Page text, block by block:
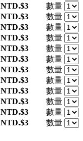
NTD.$3
數量
NTD.$3
數量
NTD.$3
數量
NTD.$3
數量
NTD.$3
數量
NTD.$3
數量
NTD.$3
數量
NTD.$3
數量
NTD.$3
數量
NTD.$3
數量
NTD.$3
數量
NTD.$3 數量